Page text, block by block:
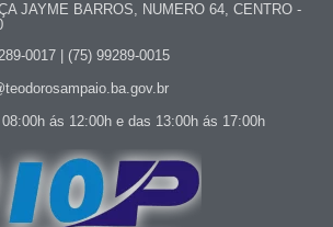
JAYME BARROS, NUMERO 64, CENTRO -
0017 | (75) 99289-0015
ás 12:00h e das 13:00h ás 17:00h